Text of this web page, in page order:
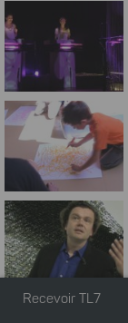
Recevoir TL7